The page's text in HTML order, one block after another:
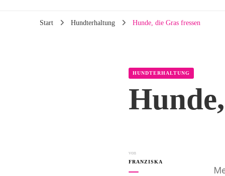
Start Hundterhaltung Hunde, die Gras fressen
HUNDTERHALTUNG
von
FRANZISKA